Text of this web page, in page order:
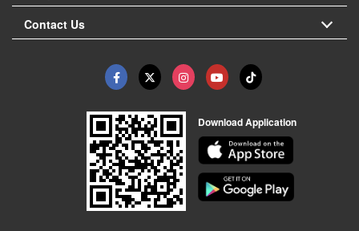
Contact Us
Download Application